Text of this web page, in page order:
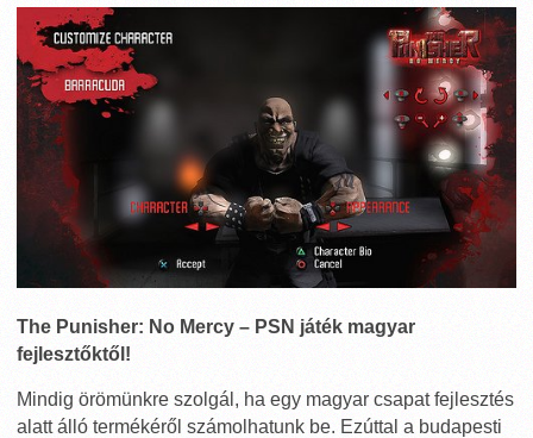
The Punisher: No Mercy – PSN játék magyar
fejlesztőktől!
Mindig örömünkre szolgál, ha egy magyar csapat fejlesztés
alatt álló termékéről számolhatunk be. Ezúttal a budapesti